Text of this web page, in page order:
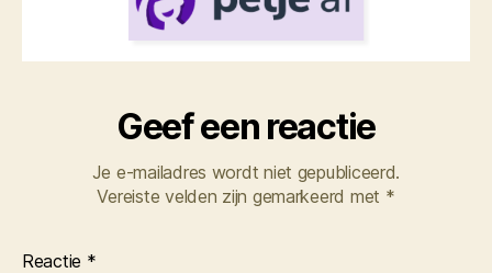
Geef een reactie
Je e-mailadres wordt niet gepubliceerd.
Vereiste velden zijn gemarkeerd met *
Reactie *